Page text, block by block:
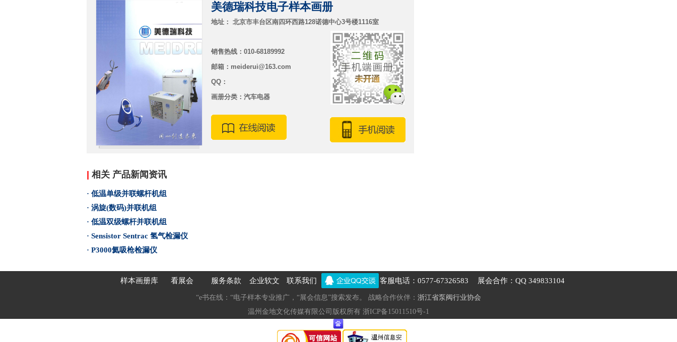
美德瑞科技电子样本画册
地址： 北京市丰台区南四环西路128诺德中心3号楼1116室
销售热线：010-68189992
邮箱：meiderui@163.com
QQ：
画册分类：汽车电器
相关 产品新闻资讯
· 低温单级并联螺杆机组
· 涡旋(数码)并联机组
· 低温双级螺杆并联机组
· Sensistor Sentrac 氢气检漏仪
· P3000氦吸枪检漏仪
样本画册库 看展会 服务条款 企业软文 联系我们 客服电话：0577-67326583 展会合作：QQ 349833104
“e书在线：“电子样本专业推广，“展会信息”搜索发布。 战略合作伙伴： 浙江省泵阀行业协会
温州金地文化传媒有限公司版权所有 浙ICP备15011510号-1